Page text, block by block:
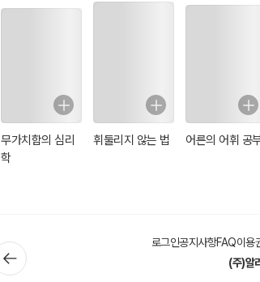
무가치함의 심리
학
휘둘리지 않는 법 어른의 어휘 공
로그인공지사항FAQ이용
(주)알